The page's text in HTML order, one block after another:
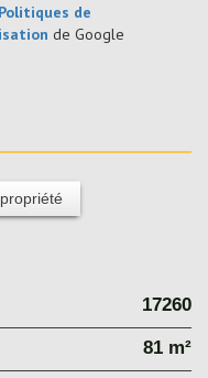
Politiques de
de Google
17260
81 m²